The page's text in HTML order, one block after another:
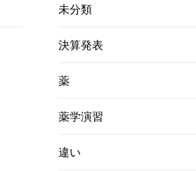
未分類
決算発表
薬
薬学演習
違い